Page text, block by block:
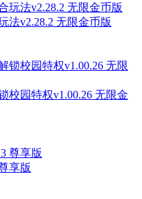
法v2.28.2 无限金币版
校园特权v1.00.26 无限金
享版